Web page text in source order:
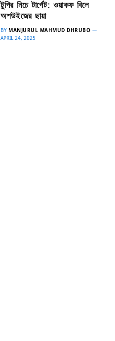
টুপির নিচে টার্গেট: ওয়াকফ বিলে
অশউইজের ছায়া
BY MANJURUL MAHMUD DHRUBO
APRIL 24, 2025